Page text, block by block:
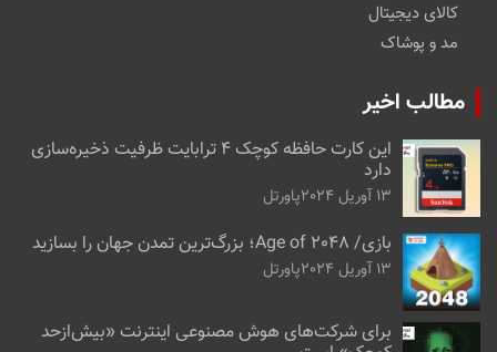
کالای دیجیتال
مد و پوشاک
مطالب اخیر
این کارت حافظه کوچک ۴ ترابایت ظرفیت ذخیره‌سازی
دارد
13 آوریل 2024 پاورتل
بازی/ Age of 2048؛ بزرگ‌ترین تمدن جهان را بسازید
13 آوریل 2024 پاورتل
برای شرکت‌های هوش مصنوعی اینترنت «بیش‌از‌حد